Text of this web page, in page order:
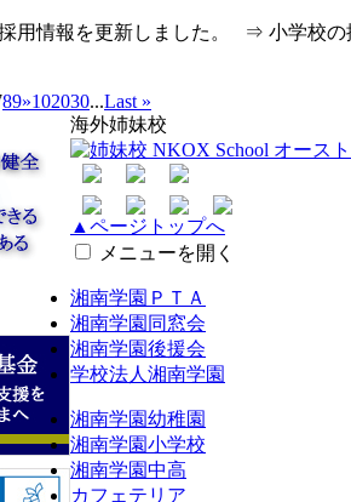
用情報を更新しました。 ⇒ 小学校の
89»102030...Last »
海外姉妹校
▲ページトップへ
メニューを開く
湘南学園ＰＴＡ
湘南学園同窓会
湘南学園後援会
学校法人湘南学園
湘南学園幼稚園
湘南学園小学校
湘南学園中高
カフェテリア